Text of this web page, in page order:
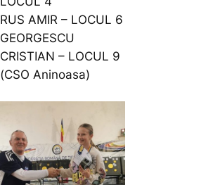
RUS AMIR – LOCUL 6
GEORGESCU
CRISTIAN – LOCUL 9
(CSO Aninoasa)